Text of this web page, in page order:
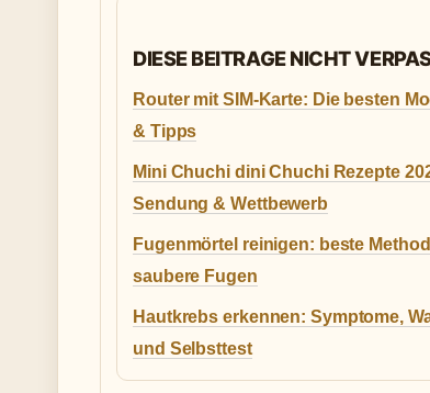
DIESE BEITRAGE NICHT
Router mit SIM-Karte: Die besten
& Tipps
Mini Chuchi dini Chuchi Rezepte
Sendung & Wettbewerb
Fugenmörtel reinigen: beste
saubere Fugen
Hautkrebs erkennen: Symptome,
und Selbsttest